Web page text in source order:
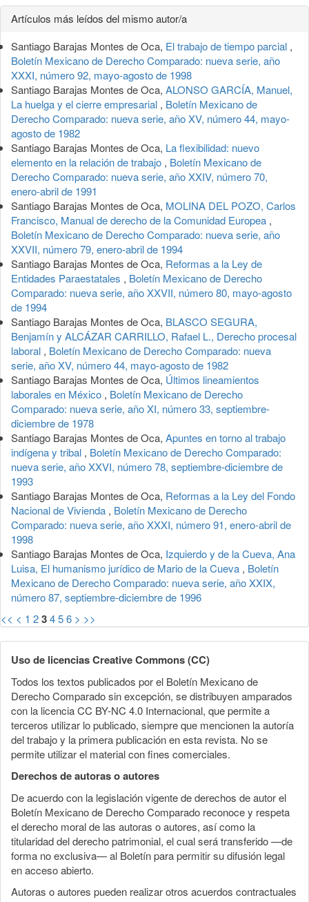
Detalles
del
artículo
Artículos más leídos del mismo autor/a
Santiago Barajas Montes de Oca, El trabajo de tiempo parcial ,
Boletín Mexicano de Derecho Comparado: nueva serie, año
XXXI, número 92, mayo-agosto de 1998
Santiago Barajas Montes de Oca, ALONSO GARCÍA, Manuel,
La huelga y el cierre empresarial , Boletín Mexicano de
Derecho Comparado: nueva serie, año XV, número 44, mayo-
agosto de 1982
Santiago Barajas Montes de Oca, La flexibilidad: nuevo
elemento en la relación de trabajo , Boletín Mexicano de
Derecho Comparado: nueva serie, año XXIV, número 70,
enero-abril de 1991
Santiago Barajas Montes de Oca, MOLINA DEL POZO, Carlos
Francisco, Manual de derecho de la Comunidad Europea ,
Boletín Mexicano de Derecho Comparado: nueva serie, año
XXVII, número 79, enero-abril de 1994
Santiago Barajas Montes de Oca, Reformas a la Ley de
Entidades Paraestatales , Boletín Mexicano de Derecho
Comparado: nueva serie, año XXVII, número 80, mayo-agosto
de 1994
Santiago Barajas Montes de Oca, BLASCO SEGURA,
Benjamín y ALCÁZAR CARRILLO, Rafael L., Derecho procesal
laboral , Boletín Mexicano de Derecho Comparado: nueva
serie, año XV, número 44, mayo-agosto de 1982
Santiago Barajas Montes de Oca, Últimos lineamientos
laborales en México , Boletín Mexicano de Derecho
Comparado: nueva serie, año XI, número 33, septiembre-
diciembre de 1978
Santiago Barajas Montes de Oca, Apuntes en torno al trabajo
indígena y tribal , Boletín Mexicano de Derecho Comparado:
nueva serie, año XXVI, número 78, septiembre-diciembre de
1993
Santiago Barajas Montes de Oca, Reformas a la Ley del Fondo
Nacional de Vivienda , Boletín Mexicano de Derecho
Comparado: nueva serie, año XXXI, número 91, enero-abril de
1998
Santiago Barajas Montes de Oca, Izquierdo y de la Cueva, Ana
Luisa, El humanismo jurídico de Mario de la Cueva , Boletín
Mexicano de Derecho Comparado: nueva serie, año XXIX,
número 87, septiembre-diciembre de 1996
<< < 1 23456 > >>
Uso de licencias Creative Commons (CC)
Todos los textos publicados por el Boletín Mexicano de
Derecho Comparado sin excepción, se distribuyen amparados
con la licencia CC BY-NC 4.0 Internacional, que permite a
terceros utilizar lo publicado, siempre que mencionen la autoría
del trabajo y la primera publicación en esta revista. No se
permite utilizar el material con fines comerciales.
Derechos de autoras o autores
De acuerdo con la legislación vigente de derechos de autor el
Boletín Mexicano de Derecho Comparado reconoce y respeta
el derecho moral de las autoras o autores, así como la
titularidad del derecho patrimonial, el cual será transferido —de
forma no exclusiva— al Boletín para permitir su difusión legal
en acceso abierto.
Autoras o autores pueden realizar otros acuerdos contractuales